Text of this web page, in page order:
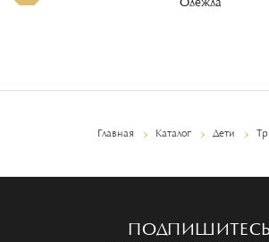
Одежда
Главная Каталог Дети